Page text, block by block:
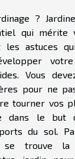
?
qui mérite
les astuces
Vous
pour ne
tourner vos
dans le but
du sol.
se trouve la